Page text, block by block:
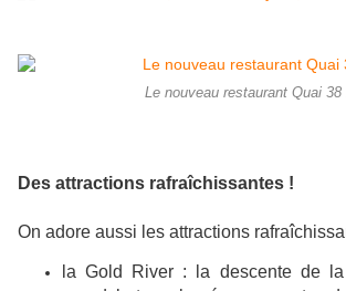
Le nouveau restaurant Quai 38
Des attractions rafraîchissantes !
On adore aussi les attractions
la Gold River :
la descente de